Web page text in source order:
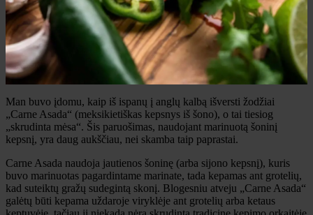
Man buvo įdomu, kaip iš ispanų į anglų kalbą išversti žodžiai
„Carne Asada“ (meksikietiškas kepsnys iš šono), o tai tiesiog
„skrudinta mėsa“. Šis paruošimas, naudojant marinuotą šoninį
kepsnį, yra daug aukščiau, nei skamba taip paprastai.
Carne Asada naudoja jautienos šoninę (arba sijono kepsnį), kuris
buvo marinuotas pagardintame marinate, tada kepamas ant grotelių,
kad suteiktų gražų sudegintą skonį. Blogesniu atveju „Carne Asada“
galėtų būti kepama uždaroje viryklėje ant grotelių arba ketaus